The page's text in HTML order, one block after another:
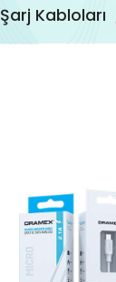
Şarj Kabloları